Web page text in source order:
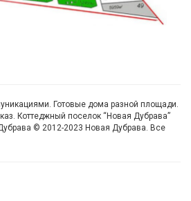
Готовые дома разной площади.
Коттеджный поселок “Новая Дубрава”
© 2012-2023 Новая Дубрава. Все